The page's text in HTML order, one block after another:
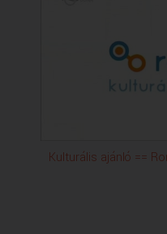
Kulturális ajánló ==